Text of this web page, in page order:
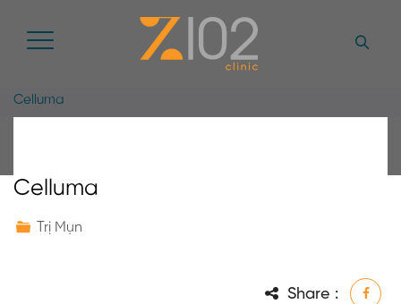
Celluma
Celluma
Trị Mụn
Share :